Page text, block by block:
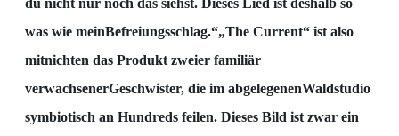
was wie meinBefreiungsschlag.“„The Current“ ist also
mitnichten das Produkt zweier familiär
verwachsenerGeschwister, die im abgelegenenWaldstudio
symbiotisch an Hundreds feilen. Dieses Bild ist zwar ein